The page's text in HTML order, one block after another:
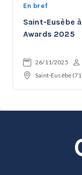
En bref
Saint-Eusèbe
Awards 2025
26/11/2025
Saint-Eusèbe